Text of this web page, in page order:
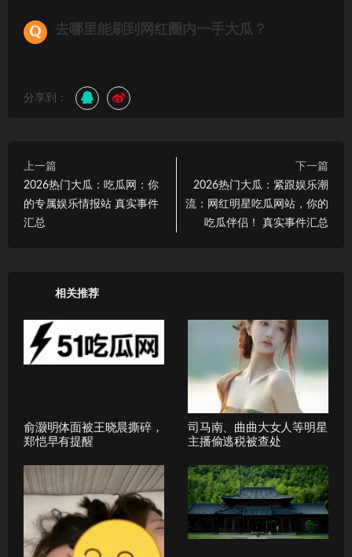
去哪里能刷到网红圈内一手大瓜？
分享到：
上一篇
2026热门大瓜：吃瓜网：你
的专属娱乐情报站 真实事件
汇总
下一篇
2026热门大瓜：紧跟娱乐潮
流：网红明星吃瓜网站，你的
吃瓜伴侣！ 真实事件汇总
相关推荐
俞灏明体面被王晓晨撕碎，
郑恺早有提醒
司马南、曲曲大女人等明星
主播偷逃税被查处